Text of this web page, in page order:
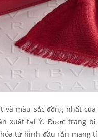
và màu sắc đồng nhất
xuất tại Ý. Được trang bị
từ hình đầu rắn mang